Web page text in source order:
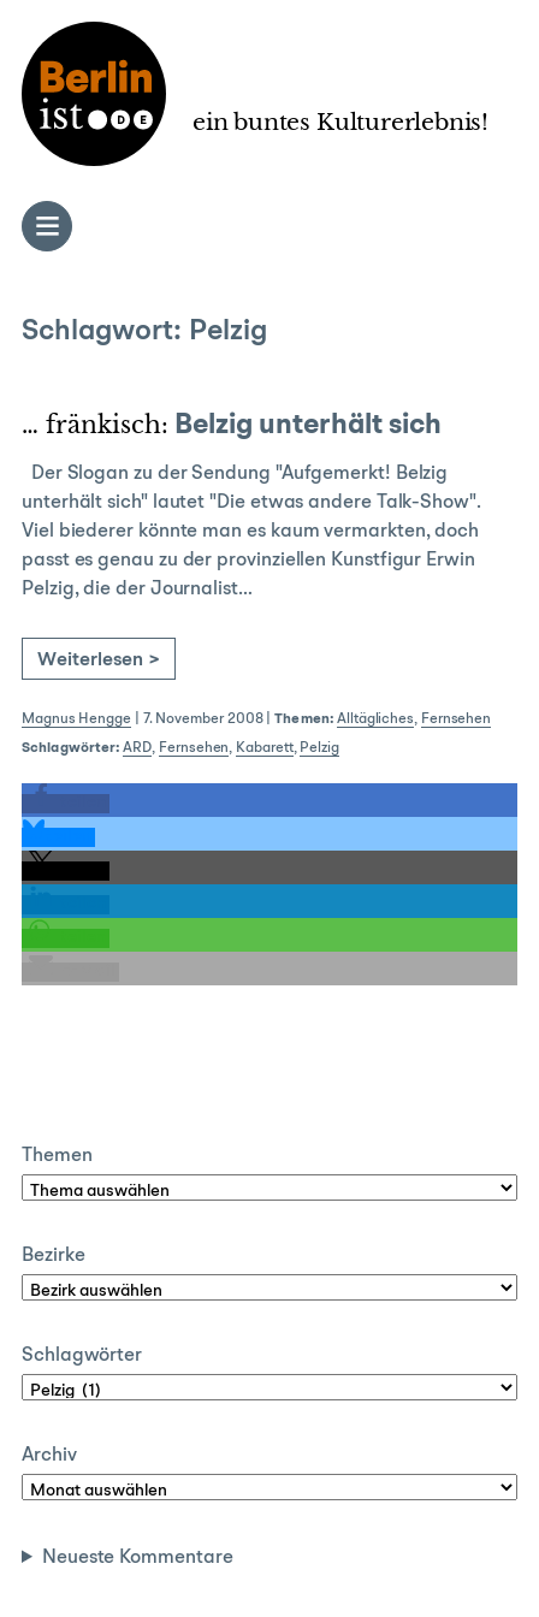
ein buntes Kulturerlebnis!
Schlagwort: Pelzig
… fränkisch: Belzig unterhält sich
Der Slogan zu der Sendung "Aufgemerkt! Belzig
unterhält sich" lautet "Die etwas andere Talk-Show".
Viel biederer könnte man es kaum vermarkten, doch
passt es genau zu der provinziellen Kunstfigur Erwin
Pelzig, die der Journalist…
Weiterlesen >
Magnus Hengge| 7. November 2008|Themen: Alltägliches, Fernsehen
Schlagwörter: ARD, Fernsehen, Kabarett, Pelzig
Themen
Bezirke
Schlagwörter
Archiv
Neueste Kommentare